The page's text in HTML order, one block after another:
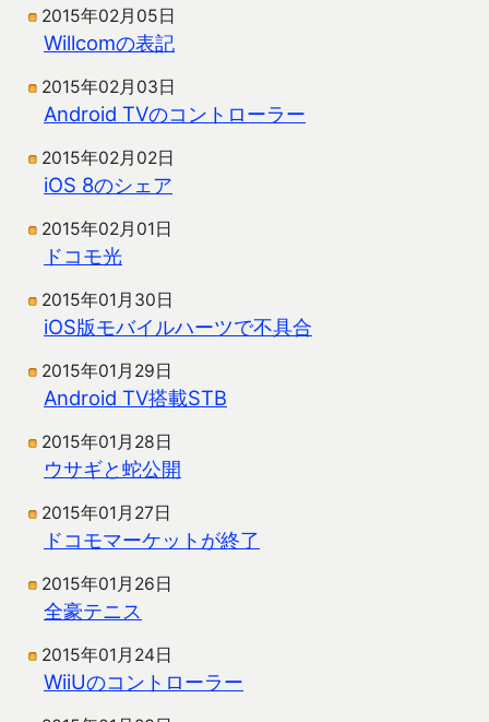
2015年02月05日
Willcomの表記
2015年02月03日
Android TVのコントローラー
2015年02月02日
iOS 8のシェア
2015年02月01日
ドコモ光
2015年01月30日
iOS版モバイルハーツで不具合
2015年01月29日
Android TV搭載STB
2015年01月28日
ウサギと蛇公開
2015年01月27日
ドコモマーケットが終了
2015年01月26日
全豪テニス
2015年01月24日
WiiUのコントローラー